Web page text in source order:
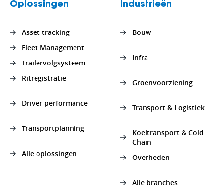
Oplossingen
Asset tracking
Fleet Management
Trailervolgsysteem
Ritregistratie
Driver performance
Transportplanning
Alle oplossingen
Industrieën
Bouw
Infra
Groenvoorziening
Transport & Logistiek
Koeltransport & Cold
Chain
Overheden
Alle branches